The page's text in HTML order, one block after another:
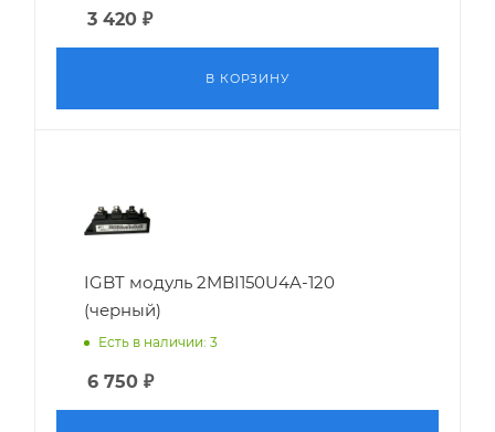
3 420 ₽
В КОРЗИНУ
IGBT модуль 2MBI150U4A-120
(черный)
Есть в наличии: 3
6 750 ₽